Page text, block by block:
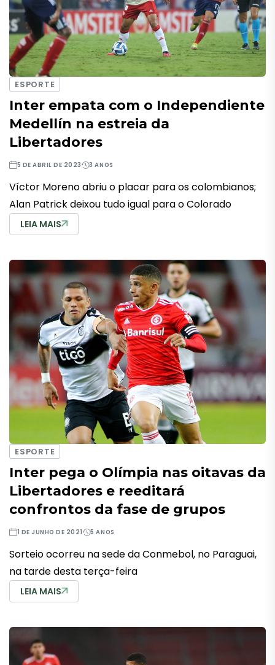
ESPORTE
Inter empata com o Independiente
Medellín na estreia da
Libertadores
5 DE ABRIL DE 2023 3 ANOS
Víctor Moreno abriu o placar para os colombianos;
Alan Patrick deixou tudo igual para o Colorado
LEIA MAIS
ESPORTE
Inter pega o Olímpia nas oitavas da
Libertadores e reeditará
confrontos da fase de grupos
1 DE JUNHO DE 2021 5 ANOS
Sorteio ocorreu na sede da Conmebol, no Paraguai,
na tarde desta terça-feira
LEIA MAIS